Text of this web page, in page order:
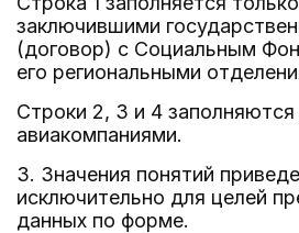
заключившими
(договор) с Социальным
его региональными
Строки 2, 3 и 4
авиакомпаниями.
3. Значения понятий
исключительно для целей
данных по форме.